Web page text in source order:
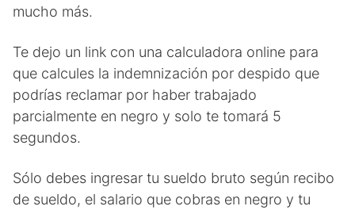
mucho más.
Te dejo un link con una calculadora online para
que calcules la indemnización por despido que
podrías reclamar por haber trabajado
parcialmente en negro y solo te tomará 5
segundos.
Sólo debes ingresar tu sueldo bruto según recibo
de sueldo, el salario que cobras en negro y tu